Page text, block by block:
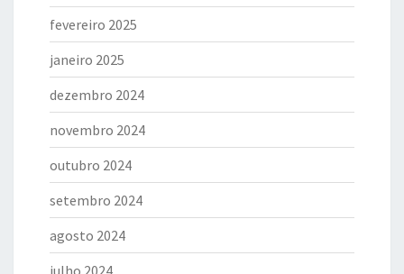
fevereiro 2025
janeiro 2025
dezembro 2024
novembro 2024
outubro 2024
setembro 2024
agosto 2024